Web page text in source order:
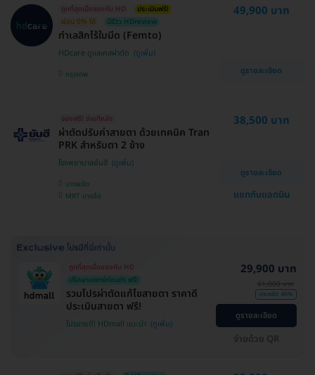
ถูกที่สุดเมื่อจองกับ HD
ประเมินฟรี!
ผ่อน 0% ได้
มีรีวิว HDreview
ทำเลสิกไร้ใบมีด (Femto)
HDcare ดูแลเคสผ่าตัด
กรุงเทพ
49,900 บาท
ดูรายละเอียด
จองฟรี! จ่ายทีหลัง
ผ่าตัดปรับค่าสายตา ด้วยเทคนิค Tran
PRK สำหรับตา 2 ข้าง
โรงพยาบาลยันฮี
บางพลัด
MRT บางอ้อ
38,500 บาท
ดูรายละเอียด
แชทกับแอดมิน
ถูกที่สุดเมื่อของกับ HD
ปรึกษาแพทย์ก่อนทำ ฟรี!
รวมโปรผ่าตัดแก้ไขสายตา ราคาดี
ประเมินสายตา ฟรี!
โปรขายดี! HDmall แนะนำ
29,900 บาท
61,000 บาท
ประหยัด 46%
ดูรายละเอียด